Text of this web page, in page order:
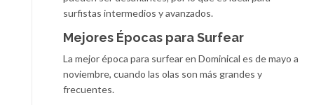
surfistas intermedios y avanzados.
Mejores Épocas para Surfear
La mejor época para surfear en Dominical es de mayo a
noviembre, cuando las olas son más grandes y
frecuentes.